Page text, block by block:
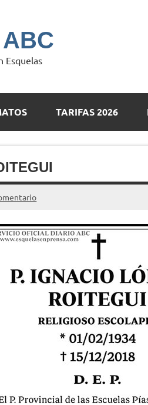
Esquelas
TARIFAS 2026